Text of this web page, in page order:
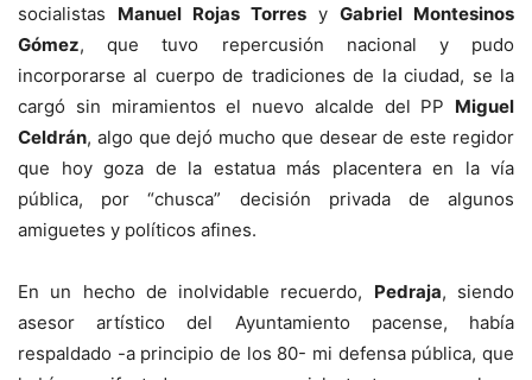
socialistas Manuel Rojas Torres y Gabriel Montesinos
Gómez, que tuvo repercusión nacional y pudo
incorporarse al cuerpo de tradiciones de la ciudad, se la
cargó sin miramientos el nuevo alcalde del PP Miguel
Celdrán, algo que dejó mucho que desear de este regidor
que hoy goza de la estatua más placentera en la vía
pública, por “chusca” decisión privada de algunos
amiguetes y políticos afines.
En un hecho de inolvidable recuerdo, Pedraja, siendo
asesor artístico del Ayuntamiento pacense, había
respaldado -a principio de los 80- mi defensa pública, que